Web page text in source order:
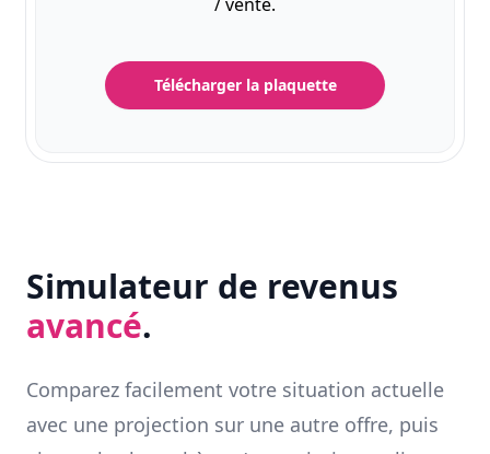
Télécharger la plaquette
Simulateur de revenus
avancé.
Comparez facilement votre situation actuelle
avec une projection sur une autre offre, puis